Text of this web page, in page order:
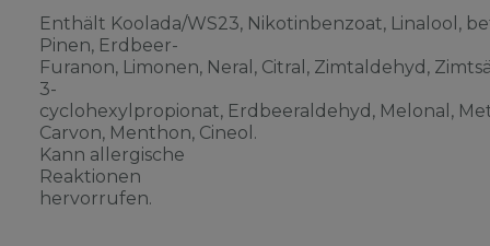
Enthält Koolada/WS23, Nikotinbenzoat, Linalool,
Pinen, Erdbeer-
Furanon, Limonen, Neral, Citral, Zimtaldehyd,
3-
cyclohexylpropionat, Erdbeeraldehyd, Melonal,
Carvon, Menthon, Cineol.
Kann allergische
Reaktionen
hervorrufen.